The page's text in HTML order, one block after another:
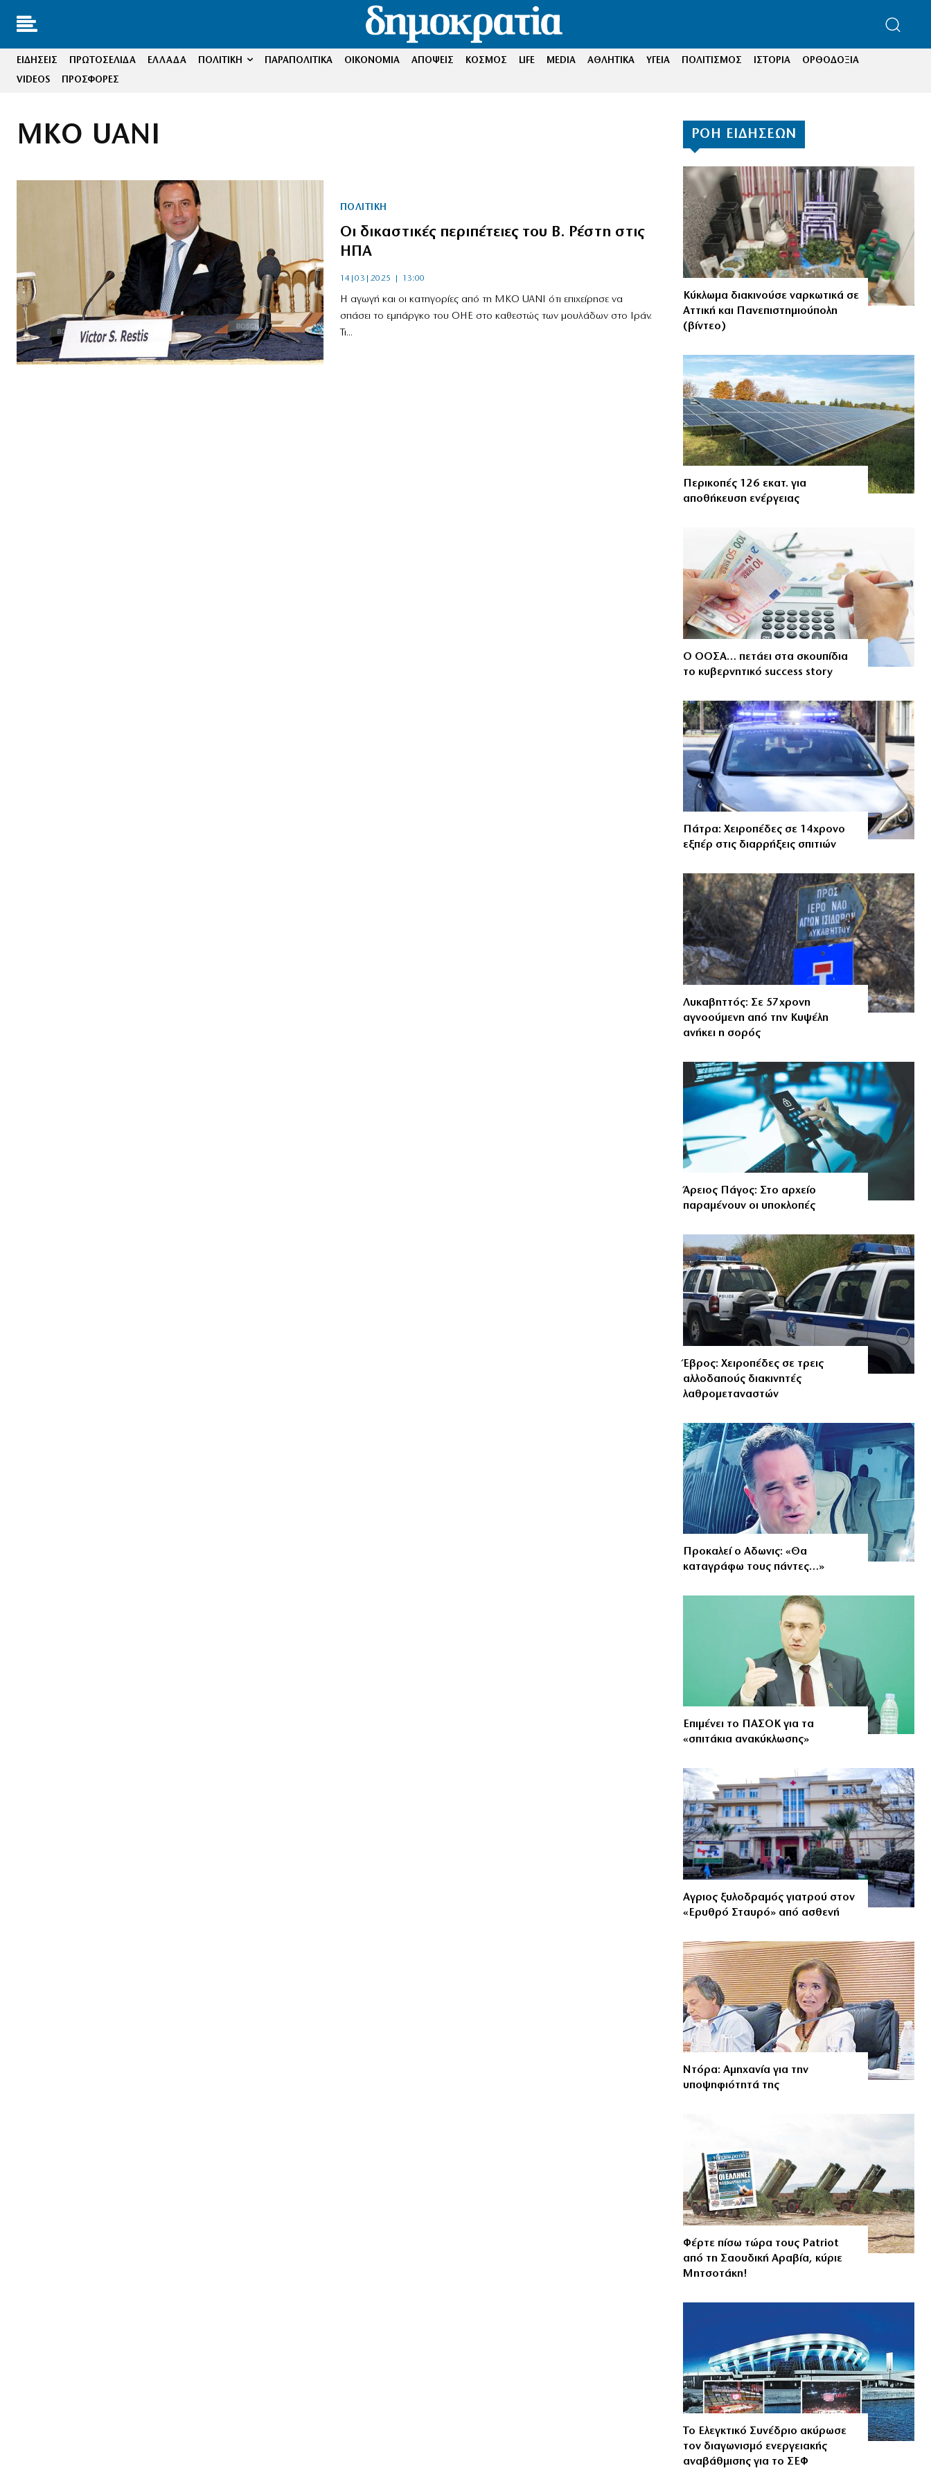
ΕΙΔΗΣΕΙΣ ΠΡΩΤΟΣΕΛΙΔΑ ΕΛΛΑΔΑ ΠΟΛΙΤΙΚΗ ΠΑΡΑΠΟΛΙΤΙΚΑ ΟΙΚΟΝΟΜΙΑ ΑΠΟΨΕΙΣ ΚΟΣΜΟΣ LIFE MEDIA ΑΘΛΗΤΙΚΑ ΥΓΕΙΑ ΠΟΛΙΤΙΣΜΟΣ ΙΣΤΟΡΙΑ
ΟΡΘΟΔΟΞΙΑ
VIDEOS
ΠΡΟΣΦΟΡΕΣ
ΜΚΟ UANI
ΠΟΛΙΤΙΚΗ
Οι δικαστικές περιπέτειες του Β. Ρέστη στις
ΗΠΑ
14|03|2025 | 13:00
Η αγωγή και οι κατηγορίες από τη ΜΚΟ UANI ότι επιχείρησε να
σπάσει το εμπάργκο του ΟΗΕ στο καθεστώς των μουλάδων στο Ιράν.
Τι...
ΡΟΗ ΕΙΔΗΣΕΩΝ
Κύκλωμα διακινούσε ναρκωτικά σε
Αττική και Πανεπιστημιούπολη
(βίντεο)
Περικοπές 126 εκατ. για
αποθήκευση ενέργειας
Ο ΟΟΣΑ… πετάει στα σκουπίδια
το κυβερνητικό success story
Πάτρα: Χειροπέδες σε 14χρονο
εξπέρ στις διαρρήξεις σπιτιών
Λυκαβηττός: Σε 57χρονη
αγνοούμενη από την Κυψέλη
ανήκει η σορός
Άρειος Πάγος: Στο αρχείο
παραμένουν οι υποκλοπές
Έβρος: Χειροπέδες σε τρεις
αλλοδαπούς διακινητές
λαθρομεταναστών
Προκαλεί ο Αδωνις: «Θα
καταγράφω τους πάντες…»
Επιμένει το ΠΑΣΟΚ για τα
«σπιτάκια ανακύκλωσης»
Αγριος ξυλοδραμός γιατρού στον
«Ερυθρό Σταυρό» από ασθενή
Ντόρα: Αμηχανία για την
υποψηφιότητά της
Φέρτε πίσω τώρα τους Patriot
από τη Σαουδική Αραβία, κύριε
Μητσοτάκη!
Το Ελεγκτικό Συνέδριο ακύρωσε
τον διαγωνισμό ενεργειακής
αναβάθμισης για το ΣΕΦ